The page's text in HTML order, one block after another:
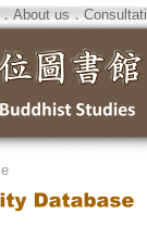
About us．